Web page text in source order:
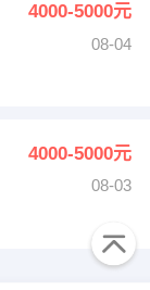
4000-5000元
08-04
4000-5000元
08-03